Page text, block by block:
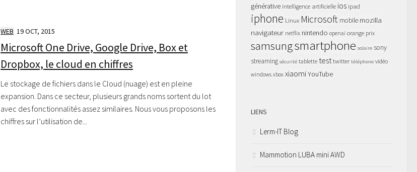
WEB 19 OCT, 2015
Microsoft One Drive, Google Drive, Box et
Dropbox, le cloud en chiffres
Le stockage de fichiers dans le Cloud (nuage) est en pleine
expansion. Dans ce secteur, plusieurs grands noms sortent du lot
avec des fonctionnalités assez similaires. Nous vous proposons les
chiffres sur l’utilisation de...
générative intelligence artificielle ios ipad
iphone Linux Microsoft mobile mozilla
navigateur netflix nintendo openai orange prix
samsungsmartphone solaire sony
streaming sécurité tablette testtwitter téléphone vidéo
windows xbox xiaomiYouTube
LIENS
Lerm-IT Blog
Mammotion LUBA mini AWD